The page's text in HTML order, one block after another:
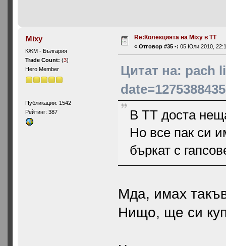
Mixy
КЖМ - България
Trade Count:(3)
Hero Member
Публикации: 1542
Рейтинг: 387
Re:Колекцията на Mixy в ТТ
«Отговор #35 -: 05 Юли 2010,
Цитат на: pach
date=1275388435
В ТТ доста
Но все пак си
бъркат с
Мда, имах
Нищо, ще си